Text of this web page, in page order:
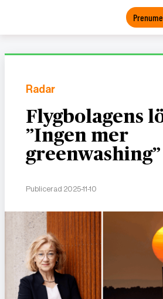
Radar
Flygbolagens
”Ingen mer
greenwashing”
Publicerad 2025-11-10